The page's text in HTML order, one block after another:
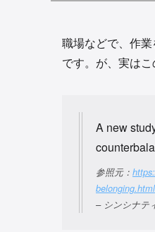
職場などで、作
です。が、実は
A new
参照元：
belonging.html
– シンシナテ